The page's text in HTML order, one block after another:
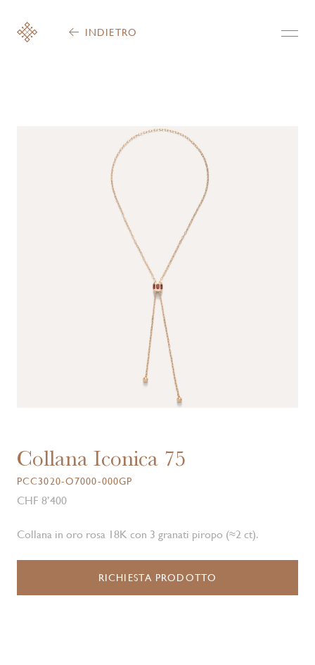
INDIETRO
Collana Iconica 75
PCC3020-O7000-000GP
CHF 8’400
Collana in oro rosa 18K con 3 granati piropo (≈2 ct).
RICHIESTA PRODOTTO